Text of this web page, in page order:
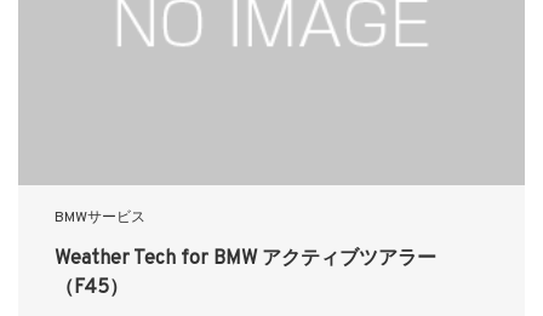
BMWサービス
Weather Tech for BMW アクティブツアラー
（F45）